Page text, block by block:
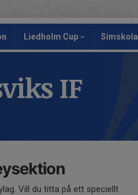
Liedholm Cup Simskola
IF
Vill du titta på ett speciellt